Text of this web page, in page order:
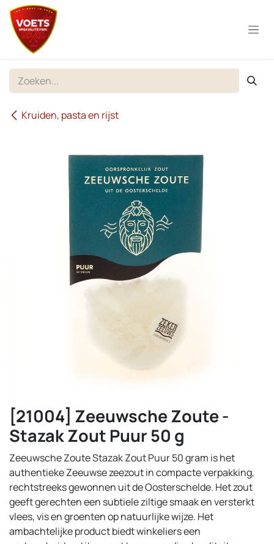
Overslaan naar inhoud
Kruiden, pasta en rijst
[21004] Zeeuwsche Zoute -
Stazak Zout Puur 50 g
Zeeuwsche Zoute Stazak Zout Puur 50 gram is het
authentieke Zeeuwse zeezout in compacte verpakking,
rechtstreeks gewonnen uit de Oosterschelde. Het zout
geeft gerechten een subtiele ziltige smaak en versterkt
vlees, vis en groenten op natuurlijke wijze. Het
ambachtelijke product biedt winkeliers een